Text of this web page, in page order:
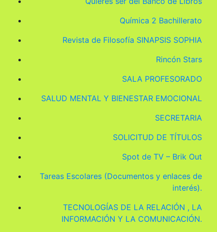
Química 2 Bachillerato
Revista de Filosofía SINAPSIS SOPHIA
Rincón Stars
SALA PROFESORADO
SALUD MENTAL Y BIENESTAR EMOCIONAL
SECRETARIA
SOLICITUD DE TÍTULOS
Spot de TV – Brik Out
Tareas Escolares (Documentos y enlaces de
interés).
TECNOLOGÍAS DE LA RELACIÓN , LA
INFORMACIÓN Y LA COMUNICACIÓN.